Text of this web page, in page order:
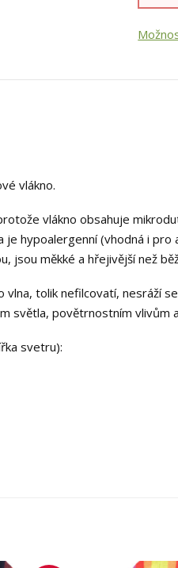
vlákno.
vlákno obsahuje
je hypoalergenní (vhodná i
jsou měkké a hřejivější než
tolik nefilcovatí, nesráží
světla, povětrnostním vlivům
svetru):